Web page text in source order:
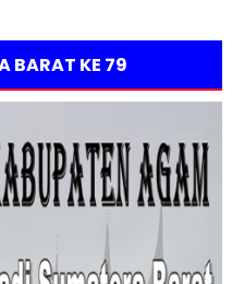
BARAT KE 79